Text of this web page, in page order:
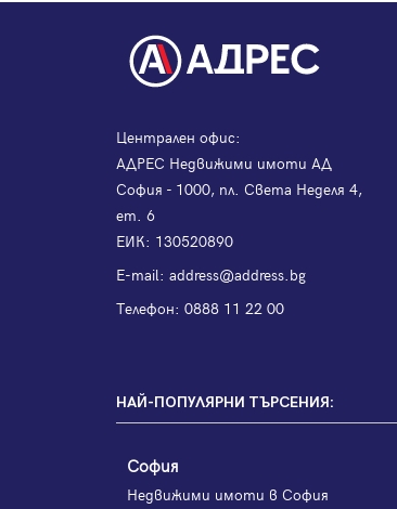
Централен офис:
АДРЕС Недвижими имоти АД
София - 1000, пл. Света Неделя 4,
ет. 6
ЕИК: 130520890
Е-mail: address@address.bg
Телефон: 0888 11 22 00
НАЙ-ПОПУЛЯРНИ ТЪРСЕНИЯ:
София
Недвижими имоти в София